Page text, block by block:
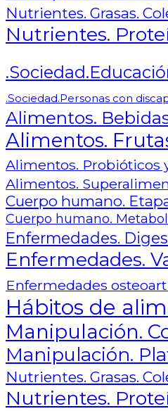
Nutrientes. Grasas.
Nutrientes.
.Sociedad.Personas con
Alimentos.
Alimentos.
Alimentos. Probióticos
Alimentos.
Cuerpo humano.
Cuerpo humano.
Enfermedades.
Enfermedades.
Enfermedades
Hábitos de
Manipulación.
Manipulación.
Nutrientes. Grasas.
Nutrientes.